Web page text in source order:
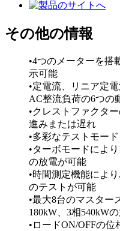
その他の情報
•4つのメーターを搭
示可能
•定電流、リニア定
AC整流負荷の6つの
•クレストファクタ
進みまたは遅れ
•多彩なテストモー
•ターボモードによ
の放電が可能
•時間測定機能によ
のテストが可能
•最大8台のマスター
180kW、3相540kW
•ロードON/OFFの位